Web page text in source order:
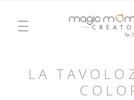
Magic Moments Creator
Pour un mariage ou un anniversaire, une soirée ou un week-end, je vous emmène dans la réalité d’un rêve, dessiné à l’image du vôtre. Je serai votre agence d’émotions !
LA